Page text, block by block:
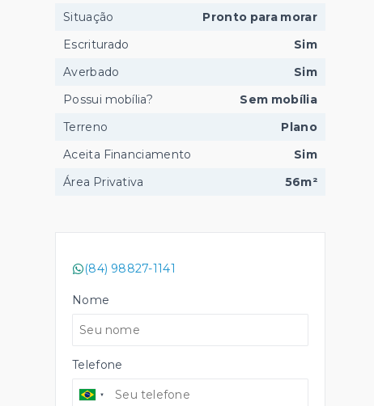
Situação
Pronto para morar
Escriturado
Sim
Averbado
Sim
Possui mobília?
Sem mobília
Terreno
Plano
Aceita Financiamento
Sim
Área Privativa
56m²
(84) 98827-1141
Nome
Telefone